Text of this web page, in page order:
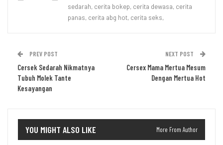
sedarah, cerita bokep, cerita dewasa, cerita
panas, cerita abg hot, cerita seks,
PREV POST
Cersek Sedarah Nikmatnya
Tubuh Molek Tante
Kesayangan
NEXT POST
Cersex Mama Mertua Mesum
Dengan Mertua Hot
YOU MIGHT ALSO LIKE More From Author